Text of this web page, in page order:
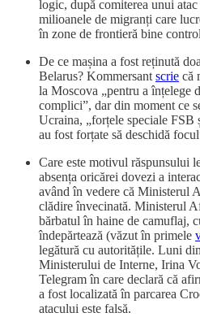
logic, după comiterea unui
milioanele de migranți care
în zone de frontieră bine
De ce mașina a fost reținută
Belarus? Kommersant scrie că
la Moscova „pentru a înțelege
complici”, dar din moment ce
Ucraina, „forțele speciale FSB
au fost forțate să deschidă
Care este motivul răspunsului
absența oricărei dovezi a
având în vedere că Ministerul
clădire învecinată. Ministerul
bărbatul în haine de camuflaj,
îndepărtează (văzut în primele
legătură cu autoritățile. Luni
Ministerului de Interne, Irina
Telegram în care declară că
a fost localizată în parcarea
atacului este falsă.